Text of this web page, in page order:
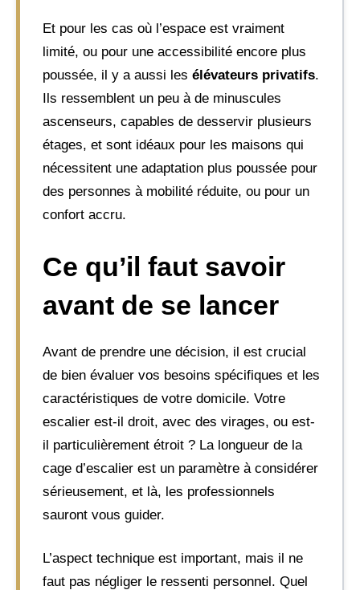
Et pour les cas où l’espace est vraiment
limité, ou pour une accessibilité encore plus
poussée, il y a aussi les élévateurs privatifs.
Ils ressemblent un peu à de minuscules
ascenseurs, capables de desservir plusieurs
étages, et sont idéaux pour les maisons qui
nécessitent une adaptation plus poussée pour
des personnes à mobilité réduite, ou pour un
confort accru.
Ce qu’il faut savoir
avant de se lancer
Avant de prendre une décision, il est crucial
de bien évaluer vos besoins spécifiques et les
caractéristiques de votre domicile. Votre
escalier est-il droit, avec des virages, ou est-
il particulièrement étroit ? La longueur de la
cage d’escalier est un paramètre à considérer
sérieusement, et là, les professionnels
sauront vous guider.
L’aspect technique est important, mais il ne
faut pas négliger le ressenti personnel. Quel